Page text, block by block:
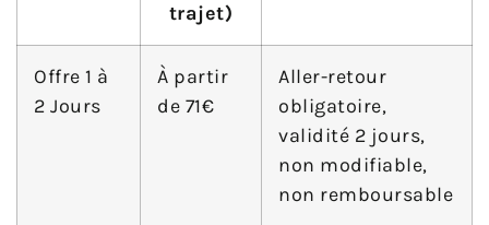
trajet)
Offre 1 à
2 Jours
À partir
de 71€
Aller-retour
obligatoire,
validité 2 jours,
non modifiable,
non remboursable